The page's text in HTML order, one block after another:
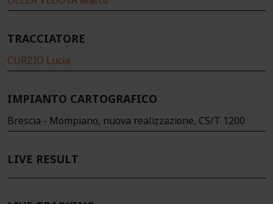
TRACCIATORE
CURZIO Lucia
IMPIANTO CARTOGRAFICO
Brescia - Mompiano, nuova realizzazione, CS/T 1200
LIVE RESULT